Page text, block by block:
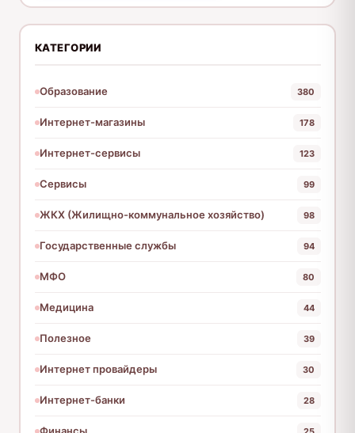
КАТЕГОРИИ
Образование 380
Интернет-магазины 178
Интернет-сервисы 123
Сервисы 99
ЖКХ (Жилищно-коммунальное хозяйство) 98
Государственные службы 94
МФО 80
Медицина 44
Полезное 39
Интернет провайдеры 30
Интернет-банки 28